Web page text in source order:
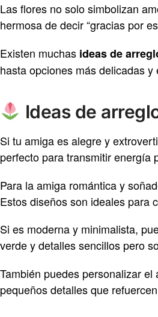
Las flores no solo simbolizan
hermosa de decir “gracias por
Existen muchas ideas de
hasta opciones más delicadas
Ideas de
Si tu amiga es alegre y
perfecto para transmitir energía
Para la amiga romántica y
Estos diseños son ideales para
Si es moderna y minimalista,
verde y detalles sencillos pero
También puedes personalizar
pequeños detalles que